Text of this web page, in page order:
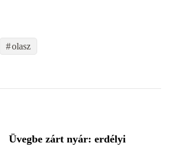
olasz
Üvegbe zárt nyár: erdélyi